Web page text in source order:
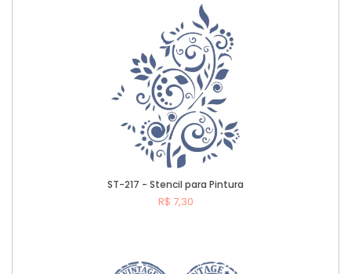
ST-217 - Stencil para Pintura
R$ 7,30